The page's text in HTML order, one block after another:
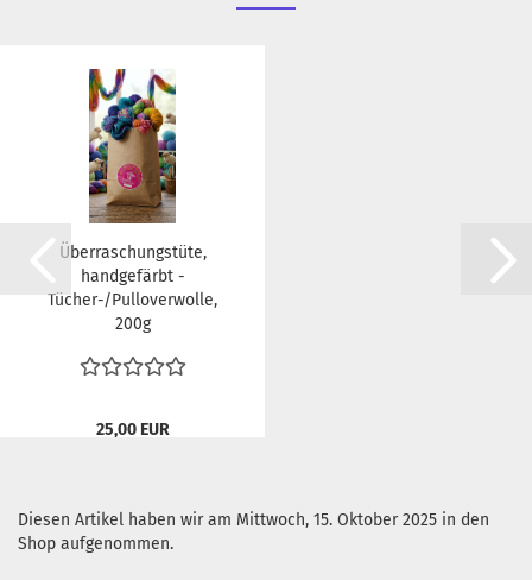
Überraschungstüte,
handgefärbt -
Tücher-/Pulloverwolle,
200g
25,00 EUR
Diesen Artikel haben wir am Mittwoch, 15. Oktober 2025 in den
Shop aufgenommen.